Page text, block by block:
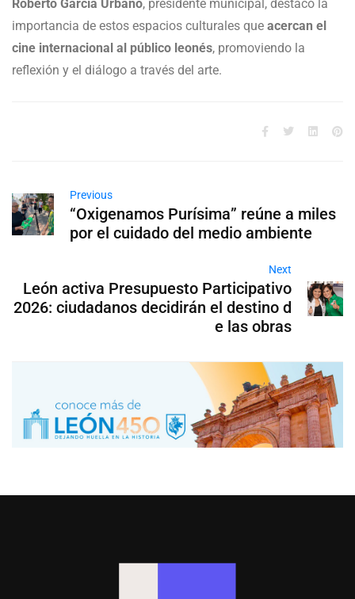
Roberto García Urbano, presidente municipal, destacó la
importancia de estos espacios culturales que acercan el
cine internacional al público leonés, promoviendo la
reflexión y el diálogo a través del arte.
Previous
“Oxigenamos Purísima” reúne a miles
por el cuidado del medio ambiente
Next
León activa Presupuesto Participativo
2026: ciudadanos decidirán el destino d
e las obras